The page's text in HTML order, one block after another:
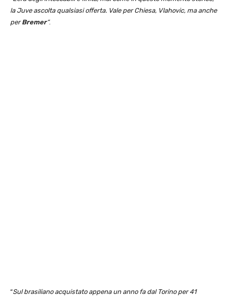
la Juve ascolta qualsiasi offerta. Vale per Chiesa, Vlahovic, ma anche
perBremer“.
“Sul brasiliano acquistato appena un anno fa dal Torino per 41